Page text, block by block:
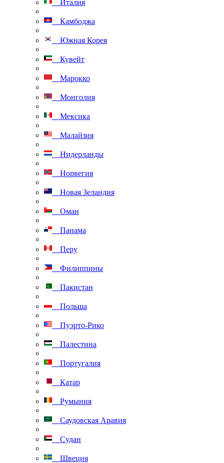
Италия
Камбоджа
Южная Корея
Кувейт
Марокко
Монголия
Мексика
Малайзия
Нидерланды
Норвегия
Новая Зеландия
Оман
Панама
Перу
Филиппины
Пакистан
Польша
Пуэрто-Рико
Палестина
Португалия
Катар
Румыния
Саудовская Аравия
Судан
Швеция